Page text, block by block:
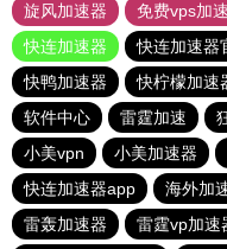
旋风加速器
免费vps加
快连加速器
快连加速器
快鸭加速器
快柠檬加速
软件中心
雷霆加速
小美vpn
小美加速器
快连加速器app
海外加
雷轰加速器
雷霆vp加速